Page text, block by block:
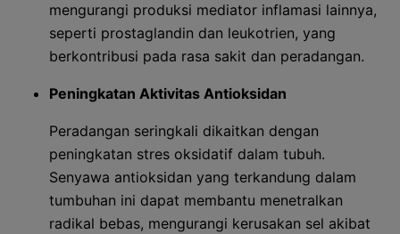
mengurangi produksi mediator inflamasi lainnya,
seperti prostaglandin dan leukotrien, yang
berkontribusi pada rasa sakit dan peradangan.
Peningkatan Aktivitas Antioksidan
Peradangan seringkali dikaitkan dengan
peningkatan stres oksidatif dalam tubuh.
Senyawa antioksidan yang terkandung dalam
tumbuhan ini dapat membantu menetralkan
radikal bebas, mengurangi kerusakan sel akibat